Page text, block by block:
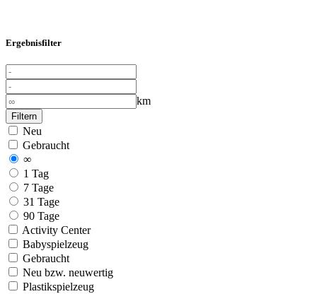
Ergebnisfilter
km
Filtern
Neu
Gebraucht
∞
1 Tag
7 Tage
31 Tage
90 Tage
Activity Center
Babyspielzeug
Gebraucht
Neu bzw. neuwertig
Plastikspielzeug